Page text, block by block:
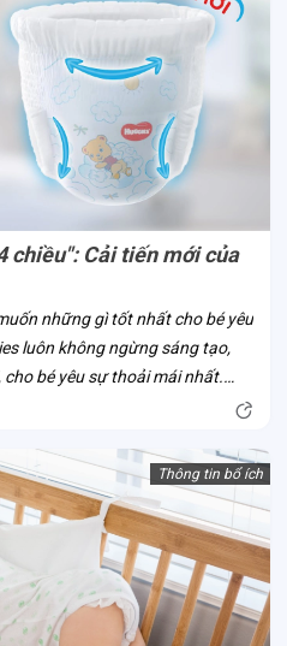
chiều": Cải tiến mới của
những gì tốt nhất cho bé yêu
luôn không ngừng sáng tạo,
bé yêu sự thoải mái nhất.
là một trong số đó. Đây là công
Thông tin bổ ích